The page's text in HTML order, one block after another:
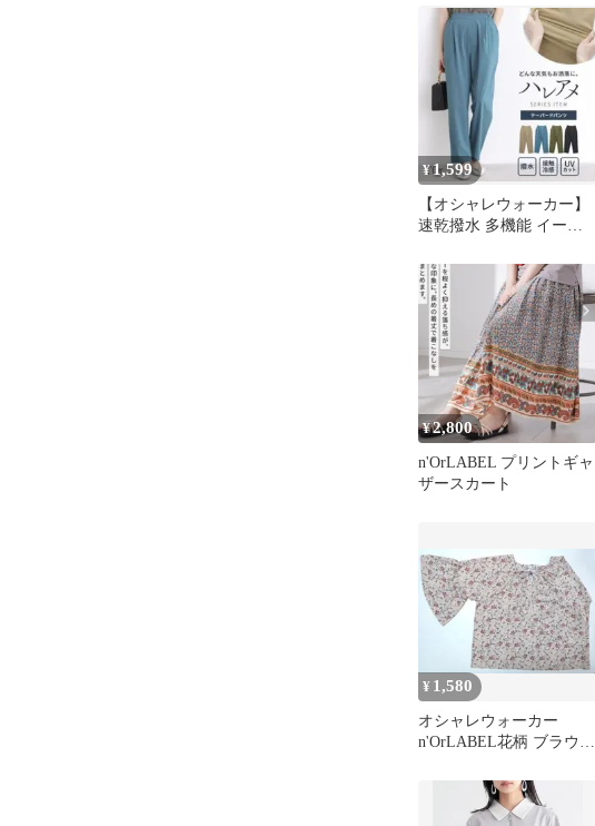
¥1,599
【オシャレウォーカー】
速乾撥水 多機能 イージ
¥2,800
n'OrLABEL プリントギャ
ザースカート
¥ 1,580
オシャレウォーカー
n'OrLABEL花柄 ブラウス